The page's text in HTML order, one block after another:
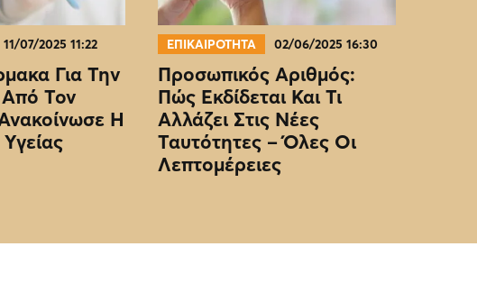
11/07/2025 11:22
Για Την
Τον
Η
ΕΠΙΚΑΙΡΟΤΗΤΑ 02/06/2025 16:30
Προσωπικός Αριθμός:
Πώς Εκδίδεται Και Τι
Αλλάζει Στις Νέες
Ταυτότητες – Όλες Οι
Λεπτομέρειες